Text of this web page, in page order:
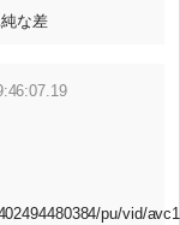
な差
pu/vid/